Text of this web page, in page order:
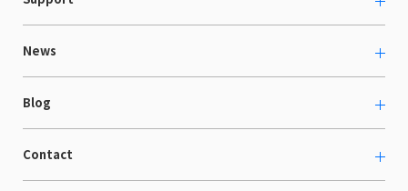
Shopee支援
LaunchCart
海外向けホームページ制作
お役立ち資料
セミナー情報
News
プレスリリース
イベント
ニュース
Blog
ECブログ
開発ブログ
Contact